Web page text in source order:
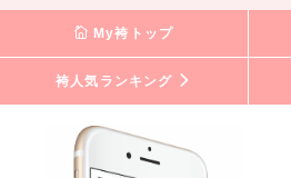
My袴トップ
袴人気ランキング